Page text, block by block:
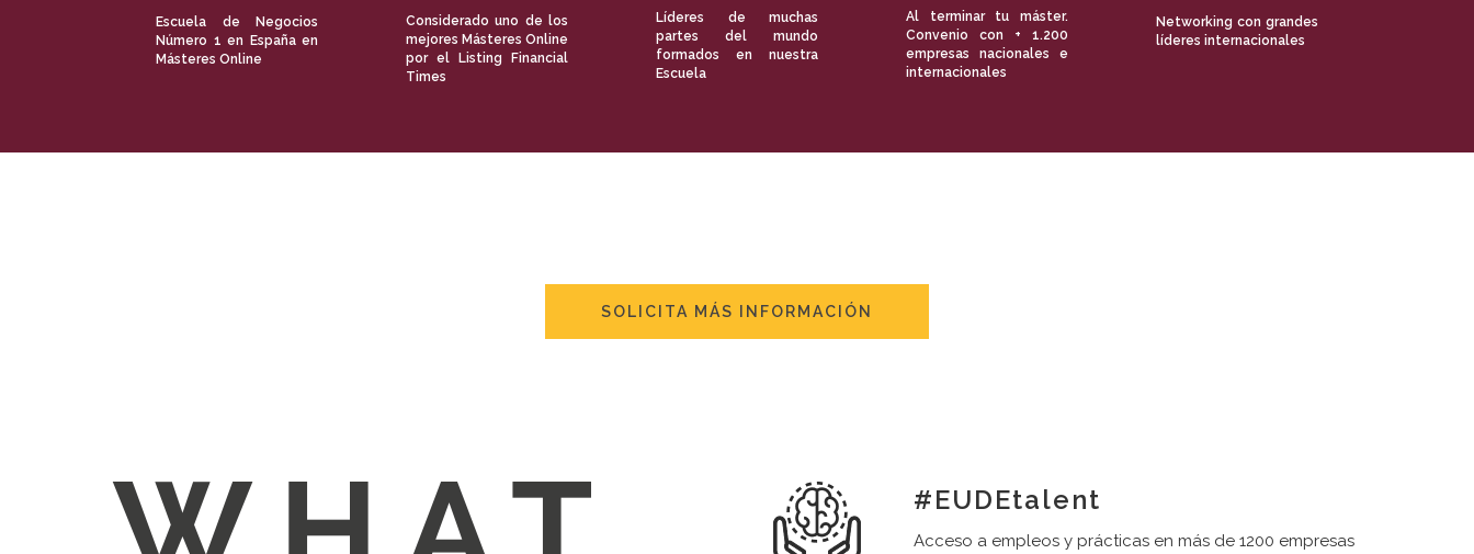
Escuela de Negocios
Número 1 en España en
Másteres Online
Considerado uno de los
mejores Másteres Online
por el Listing Financial
Times
Líderes de muchas
partes del mundo
formados en nuestra
Escuela
Al terminar tu máster.
Convenio con + 1.200
empresas nacionales e
internacionales
Networking con grandes
líderes internacionales
SOLICITA MÁS INFORMACIÓN
#EUDEtalent
Acceso a empleos y prácticas en más de 1200 empresas